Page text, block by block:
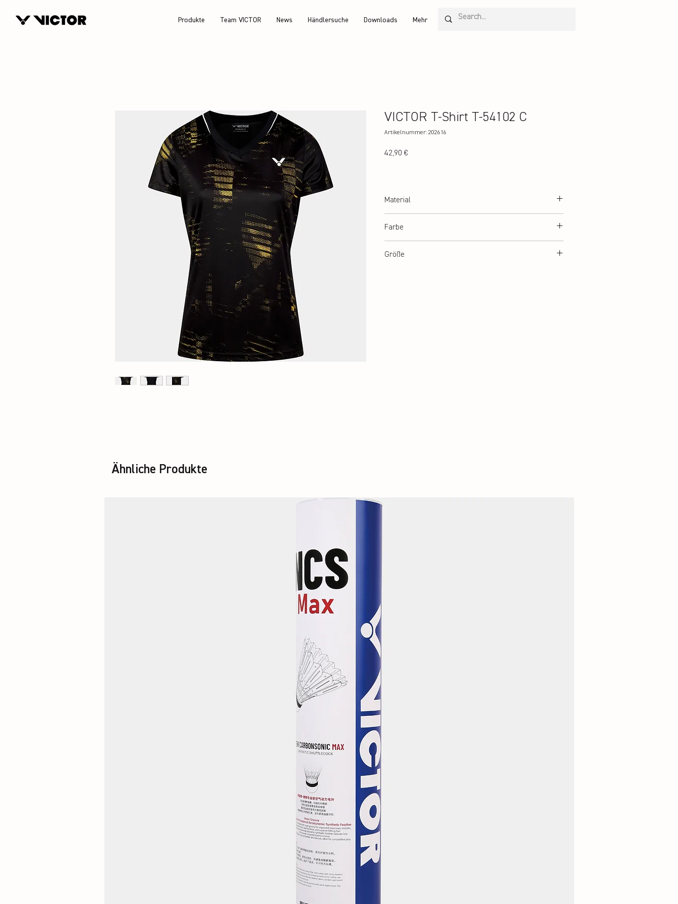
Produkte Team VICTOR News Händlersuche Downloads Mehr
VICTOR T-Shirt T-54102 C
Artikelnummer: 202616
42,90 €
Material
Farbe
Größe
Ähnliche Produkte